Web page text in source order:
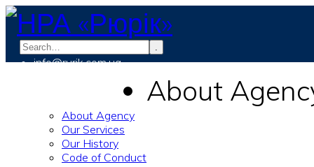
.
info@rurik.com.ua
About
About Agency
Our Services
Our History
Code of Conduct